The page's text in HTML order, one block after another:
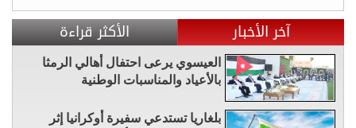
آخر الأخبار الأكثر قراءة
العيسوي يرعى احتفال أهالي الرمثا
بالأعياد والمناسبات الوطنية
بلغاريا تستدعي سفيرة أوكرانيا إثر